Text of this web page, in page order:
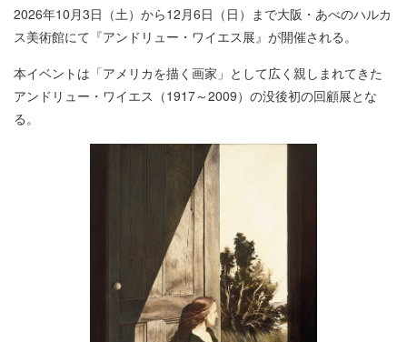
2026年10月3日（土）から12月6日（日）まで大阪・あべのハルカ
ス美術館にて『アンドリュー・ワイエス展』が開催される。
本イベントは「アメリカを描く画家」として広く親しまれてきた
アンドリュー・ワイエス（1917～2009）の没後初の回顧展とな
る。